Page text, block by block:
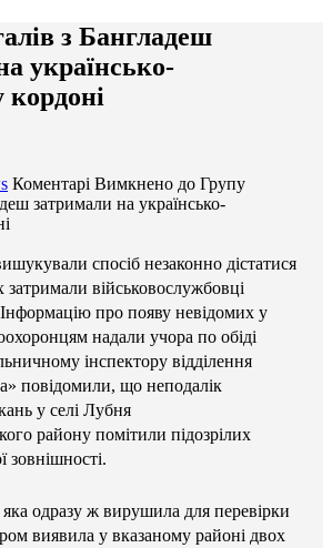
з Бангладеш
українсько-
Коментарі Вимкнено до Групу
затримали на українсько-
спосіб незаконно дістатися
затримали військовослужбовці
про появу невідомих у
надали учора по обіді
інспектору відділення
повідомили, що неподалік
у селі Лубня
району помітили підозрілих
зовнішності.
одразу ж вирушила для перевірки
виявила у вказаному районі двох